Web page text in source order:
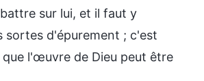
sur lui, et il faut y
sortes d'épurement ; c'est
que l'œuvre de Dieu peut être